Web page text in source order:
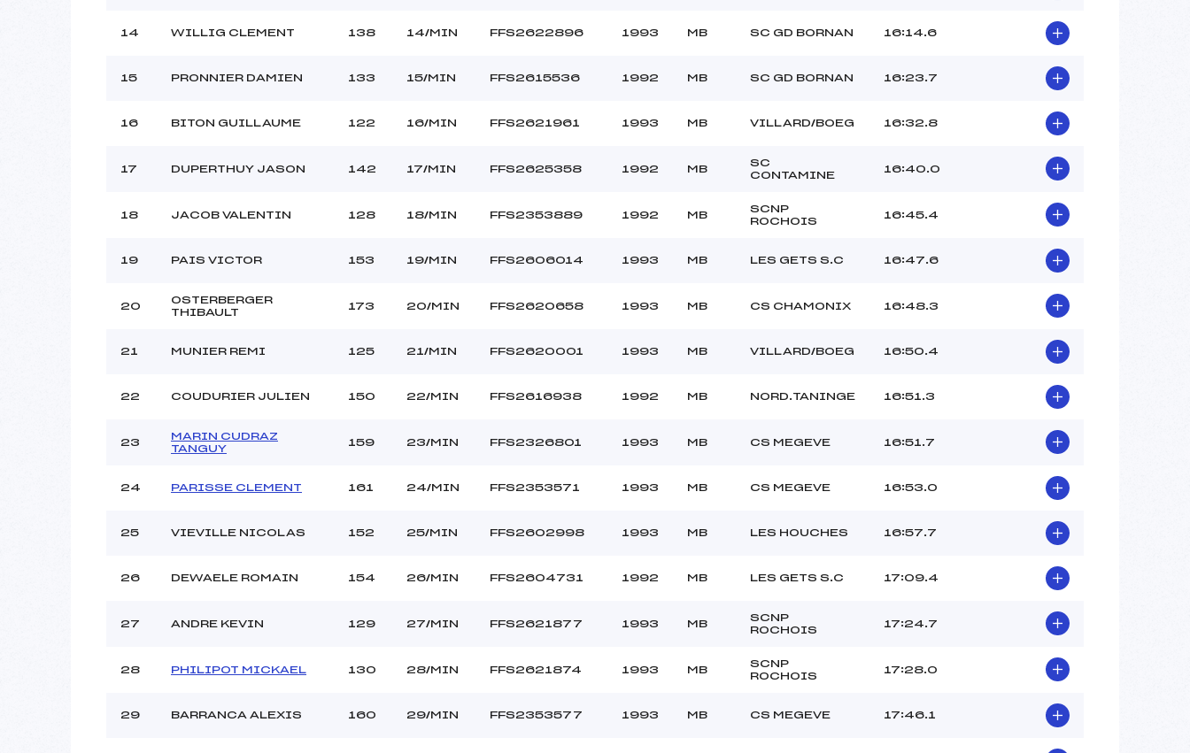
14 WILLIG CLEMENT 138 14/MIN FFS2622896 1993 MB SC GD BORNAN 16:14.6
15 PRONNIER DAMIEN 133 15/MIN FFS2615536 1992 MB SC GD BORNAN 16:23.7
16 BITON GUILLAUME 122 16/MIN FFS2621961 1993 MB VILLARD/BOEG 16:32.8
17 DUPERTHUY JASON 142 17/MIN FFS2625358 1992 MB
SC
CONTAMINE
16:40.0
18 JACOB VALENTIN 128 18/MIN FFS2353889 1992 MB
SCNP
ROCHOIS
16:45.4
19 PAIS VICTOR 153 19/MIN FFS2606014 1993 MB LES GETS S.C 16:47.6
20
OSTERBERGER
THIBAULT
173 20/MIN FFS2620658 1993 MB CS CHAMONIX 16:48.3
21 MUNIER REMI 125 21/MIN FFS2620001 1993 MB VILLARD/BOEG 16:50.4
22 COUDURIER JULIEN 150 22/MIN FFS2616938 1992 MB NORD.TANINGE 16:51.3
23
MARIN CUDRAZ
TANGUY
159 23/MIN FFS2326801 1993 MB CS MEGEVE 16:51.7
24 PARISSE CLEMENT 161 24/MIN FFS2353571 1993 MB CS MEGEVE 16:53.0
25 VIEVILLE NICOLAS 152 25/MIN FFS2602998 1993 MB LES HOUCHES 16:57.7
26 DEWAELE ROMAIN 154 26/MIN FFS2604731 1992 MB LES GETS S.C 17:09.4
27 ANDRE KEVIN 129 27/MIN FFS2621877 1993 MB
SCNP
ROCHOIS
17:24.7
28 PHILIPOT MICKAEL 130 28/MIN FFS2621874 1993 MB
SCNP
ROCHOIS
17:28.0
29 BARRANCA ALEXIS 160 29/MIN FFS2353577 1993 MB CS MEGEVE 17:46.1